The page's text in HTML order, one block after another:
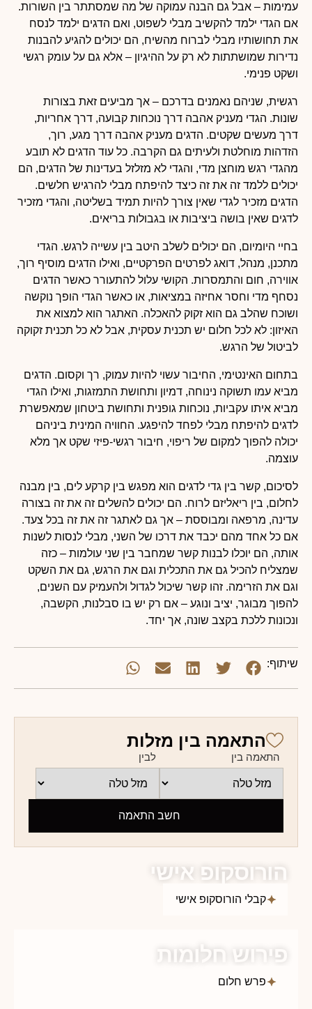
עמימות – אבל גם הבנה עמוקה של מה שמסתתר בין השורות.
אם הגדי ילמד להקשיב מבלי לשפוט, ואם הדגים ילמד לנסח
את תחושותיו מבלי לברוח מהשיח, הם יכולים להגיע להבנות
נדירות שמושתתות לא רק על ההיגיון – אלא גם על עומק רגשי
ושקט פנימי.
רגשית, שניהם נאמנים בדרכם – אך מביעים זאת בצורות
שונות. הגדי מעניק אהבה דרך נוכחות קבועה, דרך אחריות,
דרך מעשים שקטים. הדגים מעניק אהבה דרך מגע, רוך,
הזדהות מוחלטת ולעיתים גם הקרבה. כל עוד הדגים לא תובע
מהגדי רגש מוחצן מדי, והגדי לא מזלזל בעדינות של הדגים, הם
יכולים ללמד זה את זה כיצד להיפתח מבלי להרגיש חלשים.
הדגים מזכיר לגדי שאין צורך להיות תמיד בשליטה, והגדי מזכיר
לדגים שאין בושה ביציבות או בגבולות בריאים.
בחיי היומיום, הם יכולים לשלב היטב בין עשייה לרגש. הגדי
מתכנן, מנהל, דואג לפרטים הפרקטיים, ואילו הדגים מוסיף רוך,
אווירה, חום והתמסרות. הקושי עלול להתעורר כאשר הדגים
נסחף מדי וחסר אחיזה במציאות, או כאשר הגדי הופך נוקשה
ושוכח שהלב גם הוא זקוק להאכלה. האתגר הוא למצוא את
האיזון: לא לכל חלום יש תכנית עסקית, אבל לא כל תכנית זקוקה
לביטול של הרגש.
בתחום האינטימי, החיבור עשוי להיות עמוק, רך וקסום. הדגים
מביא עמו תשוקה נינוחה, דמיון ותחושת התמזגות, ואילו הגדי
מביא איתו עקביות, נוכחות גופנית ותחושת ביטחון שמאפשרת
לדגים להיפתח מבלי לפחד להיפגע. החוויה המינית ביניהם
יכולה להפוך למקום של ריפוי, חיבור רגשי-פיזי שקט אך מלא
עוצמה.
לסיכום, קשר בין גדי לדגים הוא מפגש בין קרקע לים, בין מבנה
לחלום, בין ריאליזם לרוח. הם יכולים להשלים זה את זה בצורה
עדינה, מרפאה ומבוססת – אך גם לאתגר זה את זה בכל צעד.
אם כל אחד מהם יכבד את דרכו של השני, מבלי לנסות לשנות
אותה, הם יוכלו לבנות קשר שמחבר בין שני עולמות – כזה
שמצליח להכיל גם את התכלית וגם את הרגש, גם את השקט
וגם את הזרימה. זהו קשר שיכול לגדול ולהעמיק עם השנים,
להפוך מבוגר, יציב ונוגע – אם רק יש בו סבלנות, הקשבה,
ונכונות ללכת בקצב שונה, אך יחד.
שיתוף:
התאמה בין מזלות
התאמה בין לבין
חשב התאמה
הורוסקופ אישי
קבלי הורוסקופ אישי
פירוש חלומות
פרש חלום